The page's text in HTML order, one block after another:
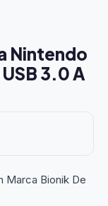
Nintendo
3.0 A
Marca Bionik De